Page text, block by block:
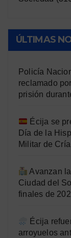
ÚLTIMAS
Policía
reclamado
prisión
Écija se
Día de la
Militar de
Avanzan
Ciudad del
finales de
Écija
arroyuelos